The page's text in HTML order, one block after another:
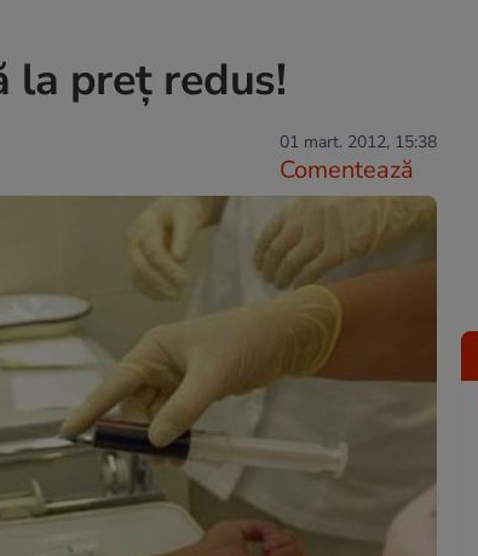
la preţ redus!
01 mart. 2012, 15:38
Comentează